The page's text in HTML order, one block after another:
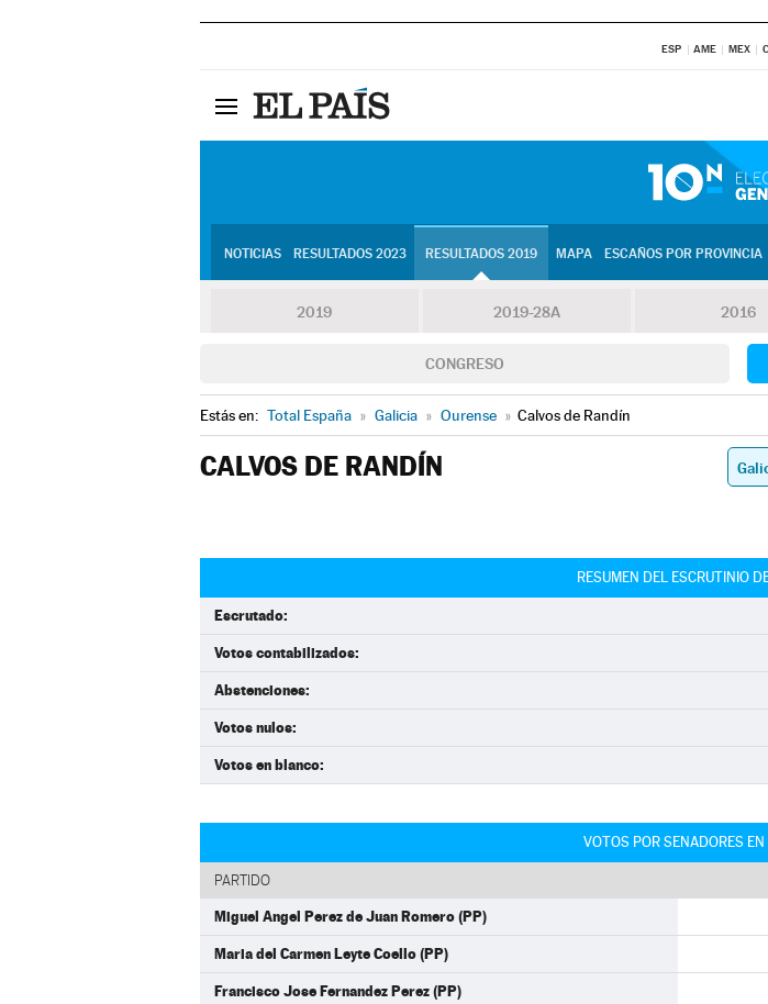
ESP AME MEX
NOTICIAS RESULTADOS 2023 RESULTADOS 2019 MAPA ESCAÑOS POR PROVINCIA
2019 2019-28A 2016
CONGRESO
Estás en: Total España » Galicia » Ourense » Calvos de Randín
CALVOS DE RANDÍN
RESUMEN DEL ESCRUTINIO
Escrutado:
Votos contabilizados:
Abstenciones:
Votos nulos:
Votos en blanco:
VOTOS POR SENADORES
PARTIDO
Miguel Angel Perez de Juan Romero (PP)
Maria del Carmen Leyte Coello (PP)
Francisco Jose Fernandez Perez (PP)